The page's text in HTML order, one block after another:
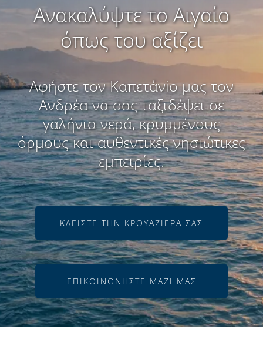
Ανακαλύψτε το Αιγαίο
όπως του αξίζει
Αφήστε τον Καπετάνio μας τον
Ανδρέα να σας ταξιδέψει σε
γαλήνια νερά, κρυμμένους
όρμους και αυθεντικές νησιώτικες
εμπειρίες.
ΚΛΕΊΣΤΕ ΤΗΝ ΚΡΟΥΑΖΙΈΡΑ ΣΑΣ
ΕΠΙΚΟΙΝΩΝΉΣΤΕ ΜΑΖΊ ΜΑΣ